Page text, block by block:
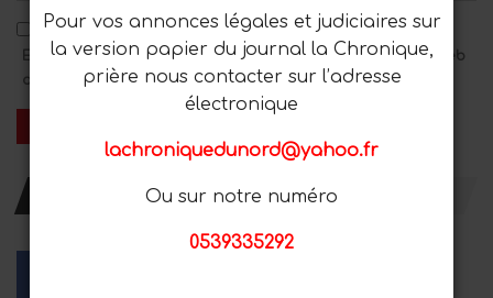
Enregistrez mon nom, mon adresse e-mail et mon site Web
dans ce navigateur pour le prochain commentaire.
RESTER AVEC NOUS
Pour vos annonces légales et judiciaires sur
la version papier du journal la Chronique,
prière nous contacter sur l’adresse
électronique
lachroniquedunord@yahoo.fr
Ou sur notre numéro
0539335292